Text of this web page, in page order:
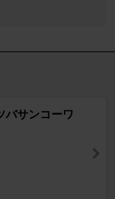
バサンコーワ